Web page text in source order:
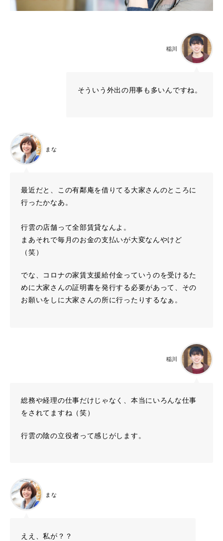
稲川
そういう外出の用事も多いんですね。
まな
最近だと、この有鄰庵を借りてる大家さんのところに
行ったかなあ。
行雲の店舗って全部賃貸なんよ。
まあそれで毎月のお金の支払いが大変なんやけど
（笑）
でな、コロナの家賃支援給付金っていうのを受けるた
めに大家さんの証明書を発行する必要があって、その
お願いをしに大家さんの所に行ったりするなぁ。
稲川
総務や経理の仕事だけじゃなく、本当にいろんな仕事
をされてますね（笑）
行雲の陰の立役者って感じがします。
まな
ええ、私が？？